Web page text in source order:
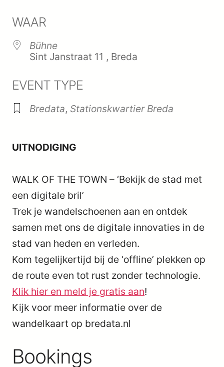
WAAR
Bühne
Sint Janstraat 11 , Breda
EVENT TYPE
Bredata, Stationskwartier Breda
UITNODIGING
WALK OF THE TOWN – ‘Bekijk de stad met
een digitale bril’
Trek je wandelschoenen aan en ontdek
samen met ons de digitale innovaties in de
stad van heden en verleden.
Kom tegelijkertijd bij de ‘offline’ plekken op
de route even tot rust zonder technologie.
Klik hier en meld je gratis aan!
Kijk voor meer informatie over de
wandelkaart op bredata.nl
Bookings